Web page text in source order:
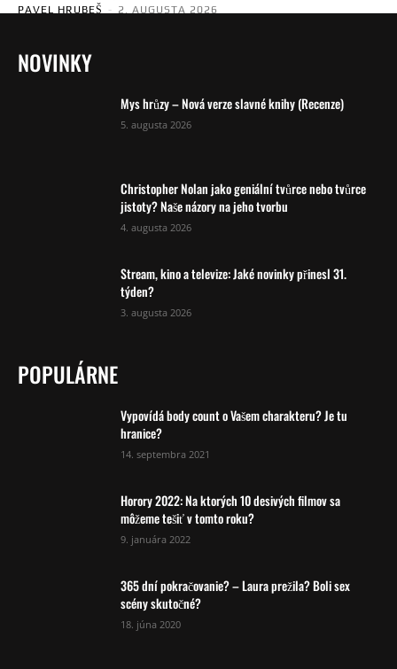
PAVEL HRUBEŠ - 2. AUGUSTA 2026
NOVINKY
Mys hrůzy – Nová verze slavné knihy (Recenze)
5. augusta 2026
Christopher Nolan jako geniální tvůrce nebo tvůrce
jistoty? Naše názory na jeho tvorbu
4. augusta 2026
Stream, kino a televize: Jaké novinky přinesl 31.
týden?
3. augusta 2026
POPULÁRNE
Vypovídá body count o Vašem charakteru? Je tu
hranice?
14. septembra 2021
Horory 2022: Na ktorých 10 desivých filmov sa
môžeme tešiť v tomto roku?
9. januára 2022
365 dní pokračovanie? – Laura prežila? Boli sex
scény skutočné?
18. júna 2020